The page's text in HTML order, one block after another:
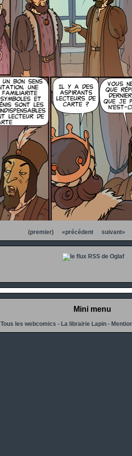
(premier) «précédent suivant»
Mini menu
Tous les webcomics - La librairie Lapin-